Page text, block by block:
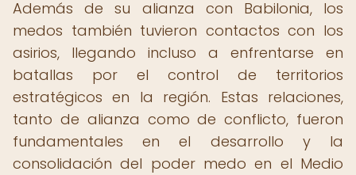
Además de su alianza con Babilonia, los
medos también tuvieron contactos con los
asirios, llegando incluso a enfrentarse en
batallas por el control de territorios
estratégicos en la región. Estas relaciones,
tanto de alianza como de conflicto, fueron
fundamentales en el desarrollo y la
consolidación del poder medo en el Medio